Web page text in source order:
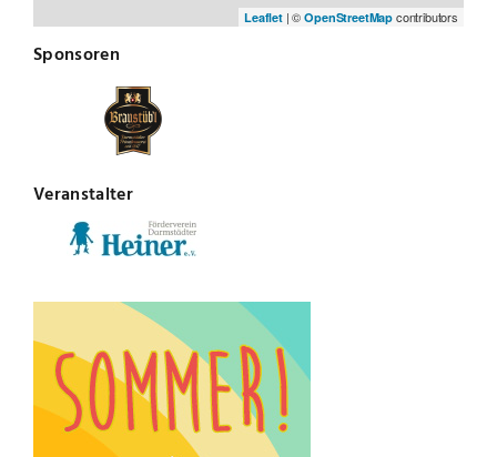
Leaflet| ©OpenStreetMap contributors
Sponsoren
Veranstalter